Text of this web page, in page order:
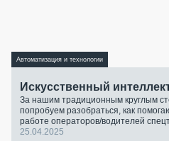
Автоматизация и технологии
Искусственный
За нашим традиционным круглым
попробуем разобраться, как
работе операторов/водителей
25.04.2025